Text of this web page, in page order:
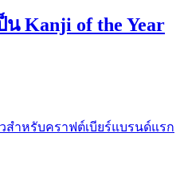
Kanji of the Year